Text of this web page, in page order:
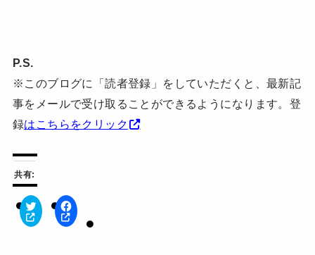
P.S.
※このブログに「読者登録」をしていただくと、最新記
事をメールで受け取ることができるようになります。登
録はこちらをクリック
共有:
ク
リ
F
a